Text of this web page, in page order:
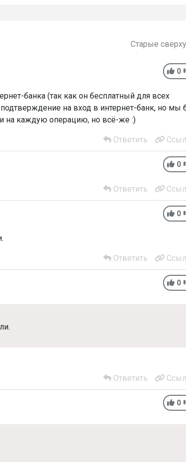
Старые сверху
0
банка (так как он бесплатный для всех
на вход в интернет-банк, но мы
на каждую операцию, но всё-же :)
Ответить
0
Ответить
0
Ответить
0
Ответить
0